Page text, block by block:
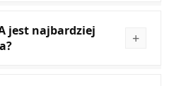
jest najbardziej